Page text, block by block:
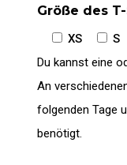
Größe des
XS S
Du kannst eine
An
folgenden Tage
benötigt.